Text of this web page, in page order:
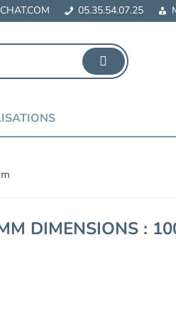
05.35.54.07.25
DIMENSIONS :